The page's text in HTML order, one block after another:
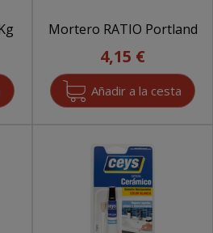
Mortero RATIO Portland
4,15 €